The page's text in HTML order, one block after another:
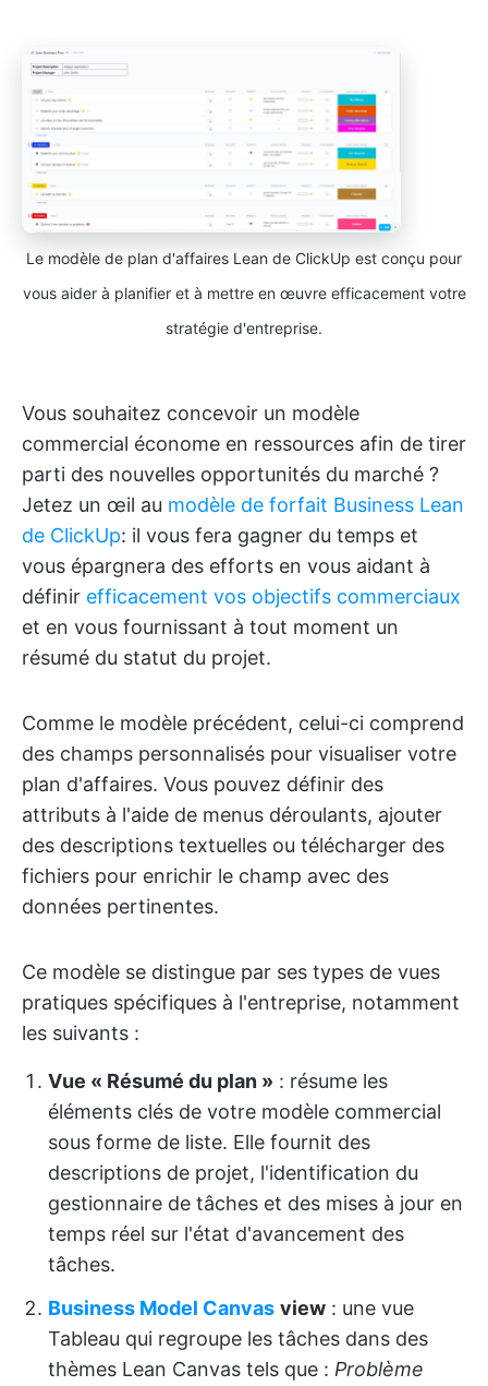
Le modèle de plan d'affaires Lean de ClickUp est conçu pour
vous aider à planifier et à mettre en œuvre efficacement votre
stratégie d'entreprise.
Vous souhaitez concevoir un modèle
commercial économe en ressources afin de tirer
parti des nouvelles opportunités du marché ?
Jetez un œil au modèle de forfait Business Lean
de ClickUp: il vous fera gagner du temps et
vous épargnera des efforts en vous aidant à
définir efficacement vos objectifs commerciaux
et en vous fournissant à tout moment un
résumé du statut du projet.
Comme le modèle précédent, celui-ci comprend
des champs personnalisés pour visualiser votre
plan d'affaires. Vous pouvez définir des
attributs à l'aide de menus déroulants, ajouter
des descriptions textuelles ou télécharger des
fichiers pour enrichir le champ avec des
données pertinentes.
Ce modèle se distingue par ses types de vues
pratiques spécifiques à l'entreprise, notamment
les suivants :
Vue « Résumé du plan » : résume les
éléments clés de votre modèle commercial
sous forme de liste. Elle fournit des
descriptions de projet, l'identification du
gestionnaire de tâches et des mises à jour en
temps réel sur l'état d'avancement des
tâches.
Business Model Canvas view : une vue
Tableau qui regroupe les tâches dans des
thèmes Lean Canvas tels que : Problème